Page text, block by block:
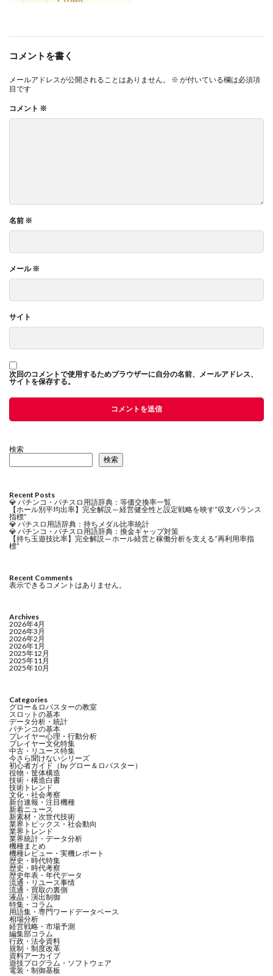
コメントを書く
メールアドレスが公開されることはありません。 ※ が付いている欄は必須項
目です
コメント ※
名前 ※
メール※
サイト
次回のコメントで使用するためブラウザーに自分の名前、メールアドレス、
サイトを保存する。
検索
検索
Recent Posts
💎 パチンコ・パチスロ用語辞典：等価交換率一覧
【ホール別平均出率】完全解説 ─ 経営健全性と設定戦略を映す“収支バランス
指標”
💎 パチスロ用語辞典：持ちメダル比率統計
💎 パチンコ・パチスロ用語辞典：換金ギャップ対策
【持ち玉遊技比率】完全解説 ─ ホール経営と稼働分析を支える“再利用率指
標”
Recent Comments
表示できるコメントはありません。
Archives
2026年4月
2026年3月
2026年2月
2026年1月
2025年12月
2025年11月
2025年10月
Categories
グロー＆ロバスターの教室
スロットの基本
データ分析・統計
パチンコの基本
プレイヤー心理・行動分析
プレイヤー文化特集
中古・リユース特集
今さら聞けないシリーズ
初心者ガイド（by グロー＆ロバスター）
役物・筐体構造
技術・構造白書
技術トレンド
文化・社会考察
新台速報・注目機種
新着ニュース
新素材・次世代技術
業界トピックス・社会動向
業界トレンド
業界統計・データ分析
機種まとめ
機種レビュー・実機レポート
歴史・時代特集
歴史・時代考察
歴史年表・年代データ
流通・リユース事情
流通・買取の裏側
液晶・演出制御
特集・コラム
用語集・専門ワードデータベース
相場分析
経営戦略・市場予測
編集部コラム
行政・法令資料
規制・制度改革
資料アーカイブ
遊技プログラム・ソフトウェア
電装・制御基板